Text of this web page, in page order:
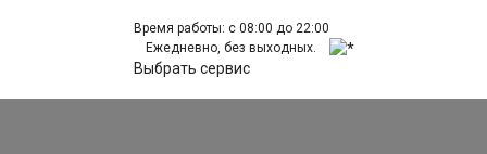
Время работы: с 08:00 до 22:00
Ежедневно, без выходных.
Выбрать сервис